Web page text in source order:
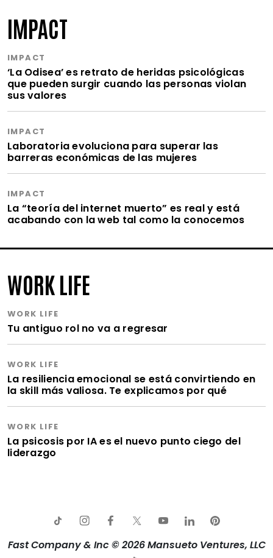
IMPACT
IMPACT
‘La Odisea’ es retrato de heridas psicológicas
que pueden surgir cuando las personas violan
sus valores
IMPACT
Laboratoria evoluciona para superar las
barreras económicas de las mujeres
IMPACT
La “teoría del internet muerto” es real y está
acabando con la web tal como la conocemos
WORK LIFE
WORK LIFE
Tu antiguo rol no va a regresar
WORK LIFE
La resiliencia emocional se está convirtiendo en
la skill más valiosa. Te explicamos por qué
WORK LIFE
La psicosis por IA es el nuevo punto ciego del
liderazgo
Fast Company & Inc © 2026 Mansueto Ventures, LLC